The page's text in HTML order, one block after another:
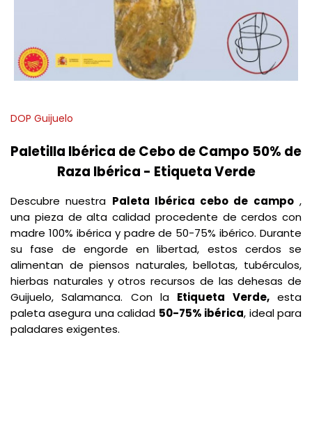
DOP Guijuelo
Paletilla Ibérica de Cebo de Campo 50% de
Raza Ibérica - Etiqueta Verde
Descubre nuestra Paleta Ibérica cebo de campo,
una pieza de alta calidad procedente de cerdos con
madre 100% ibérica y padre de 50-75% ibérico. Durante
su fase de engorde en libertad, estos cerdos se
alimentan de piensos naturales, bellotas, tubérculos,
hierbas naturales y otros recursos de las dehesas de
Guijuelo, Salamanca. Con la Etiqueta Verde,esta
paleta asegura una calidad 50-75% ibérica, ideal para
paladares exigentes.